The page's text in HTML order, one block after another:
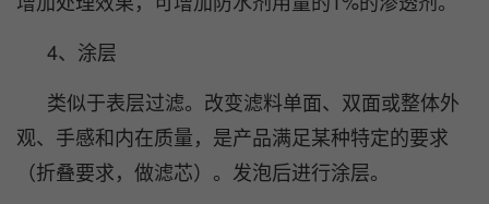
4、涂层
类似于表层过滤。改变滤料单面、双面或整体外
观、手感和内在质量，是产品满足某种特定的要求
（折叠要求，做滤芯）。发泡后进行涂层。